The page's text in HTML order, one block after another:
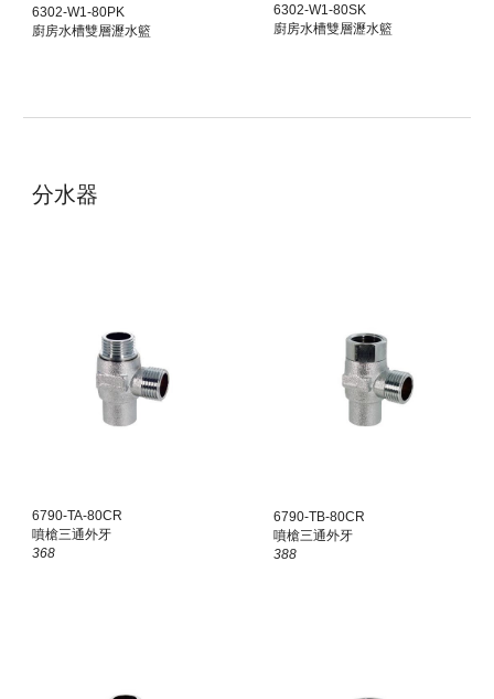
6302-W1-80PK
廚房水槽雙層瀝水籃
6302-W1-80SK
廚房水槽雙層瀝水籃
分水器
6790-TA-80CR
噴槍三通外牙
368
6790-TB-80CR
噴槍三通外牙
388